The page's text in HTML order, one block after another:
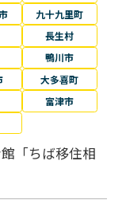
九十九里町
長生村
鴨川市
大多喜町
富津市
「ちば移住相